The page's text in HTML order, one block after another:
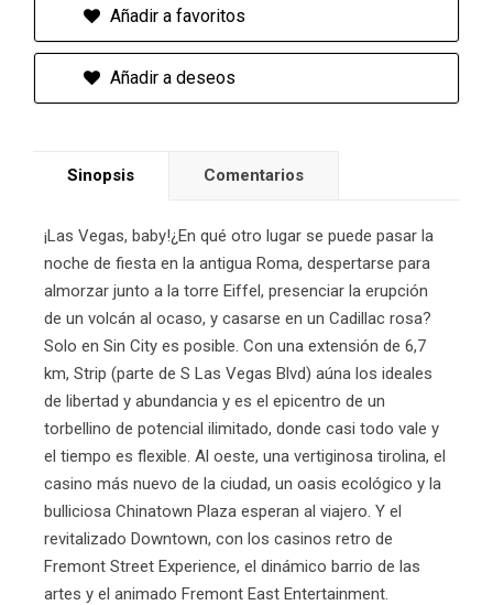
Añadir a favoritos
Añadir a deseos
Sinopsis Comentarios
¡Las Vegas, baby!¿En qué otro lugar se puede pasar la
noche de fiesta en la antigua Roma, despertarse para
almorzar junto a la torre Eiffel, presenciar la erupción
de un volcán al ocaso, y casarse en un Cadillac rosa?
Solo en Sin City es posible. Con una extensión de 6,7
km, Strip (parte de S Las Vegas Blvd) aúna los ideales
de libertad y abundancia y es el epicentro de un
torbellino de potencial ilimitado, donde casi todo vale y
el tiempo es flexible. Al oeste, una vertiginosa tirolina, el
casino más nuevo de la ciudad, un oasis ecológico y la
bulliciosa Chinatown Plaza esperan al viajero. Y el
revitalizado Downtown, con los casinos retro de
Fremont Street Experience, el dinámico barrio de las
artes y el animado Fremont East Entertainment.